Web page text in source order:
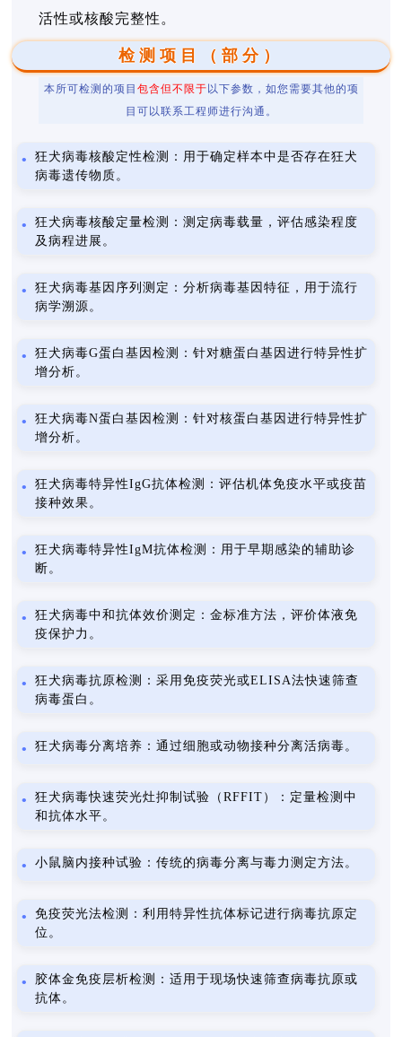
活性或核酸完整性。
检测项目（部分）
本所可检测的项目 包含但不限于 以下参数，如您需要其他的项
目可以联系工程师进行沟通。
狂犬病毒核酸定性检测：用于确定样本中是否存在狂犬
病毒遗传物质。
狂犬病毒核酸定量检测：测定病毒载量，评估感染程度
及病程进展。
狂犬病毒基因序列测定：分析病毒基因特征，用于流行
病学溯源。
狂犬病毒G蛋白基因检测：针对糖蛋白基因进行特异性扩
增分析。
狂犬病毒N蛋白基因检测：针对核蛋白基因进行特异性扩
增分析。
狂犬病毒特异性IgG抗体检测：评估机体免疫水平或疫苗
接种效果。
狂犬病毒特异性IgM抗体检测：用于早期感染的辅助诊
断。
狂犬病毒中和抗体效价测定：金标准方法，评价体液免
疫保护力。
狂犬病毒抗原检测：采用免疫荧光或ELISA法快速筛查
病毒蛋白。
狂犬病毒分离培养：通过细胞或动物接种分离活病毒。
狂犬病毒快速荧光灶抑制试验（RFFIT）：定量检测中
和抗体水平。
小鼠脑内接种试验：传统的病毒分离与毒力测定方法。
免疫荧光法检测：利用特异性抗体标记进行病毒抗原定
位。
胶体金免疫层析检测：适用于现场快速筛查病毒抗原或
抗体。